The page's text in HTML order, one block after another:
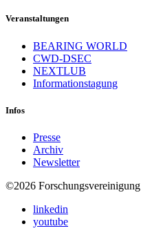
Veranstaltungen
BEARING WORLD
CWD-DSEC
NEXTLUB
Informationstagung
Infos
Presse
Archiv
Newsletter
©2026
linkedin
youtube